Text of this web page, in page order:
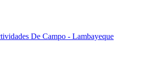
De Campo - Lambayeque